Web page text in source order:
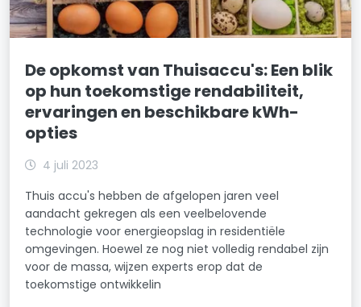
De opkomst van Thuisaccu's: Een blik
op hun toekomstige rendabiliteit,
ervaringen en beschikbare kWh-
opties
4 juli 2023
Thuis accu's hebben de afgelopen jaren veel
aandacht gekregen als een veelbelovende
technologie voor energieopslag in residentiële
omgevingen. Hoewel ze nog niet volledig rendabel zijn
voor de massa, wijzen experts erop dat de
toekomstige ontwikkelin